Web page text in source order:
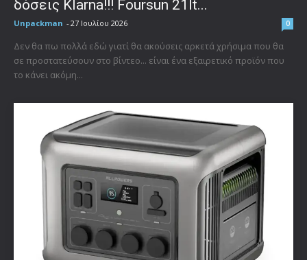
δόσεις Klarna!!! Foursun 21lt...
Unpackman - 27 Ιουλίου 2026 0
Δεν θα πω πολλά εδώ γιατί θα ακούσεις αρκετά χρήσιμα που θα
σε προστατεύσουν στο βίντεο... είναι ένα εξαιρετικό προϊόν που
το κάνει ακόμη...